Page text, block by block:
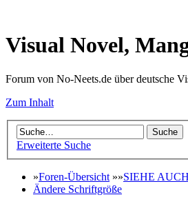
Visual Novel,
Forum von No-Neets.de über deutsche
Zum Inhalt
Erweiterte Suche
»Foren-Übersicht»»SIEHE
Ändere Schriftgröße